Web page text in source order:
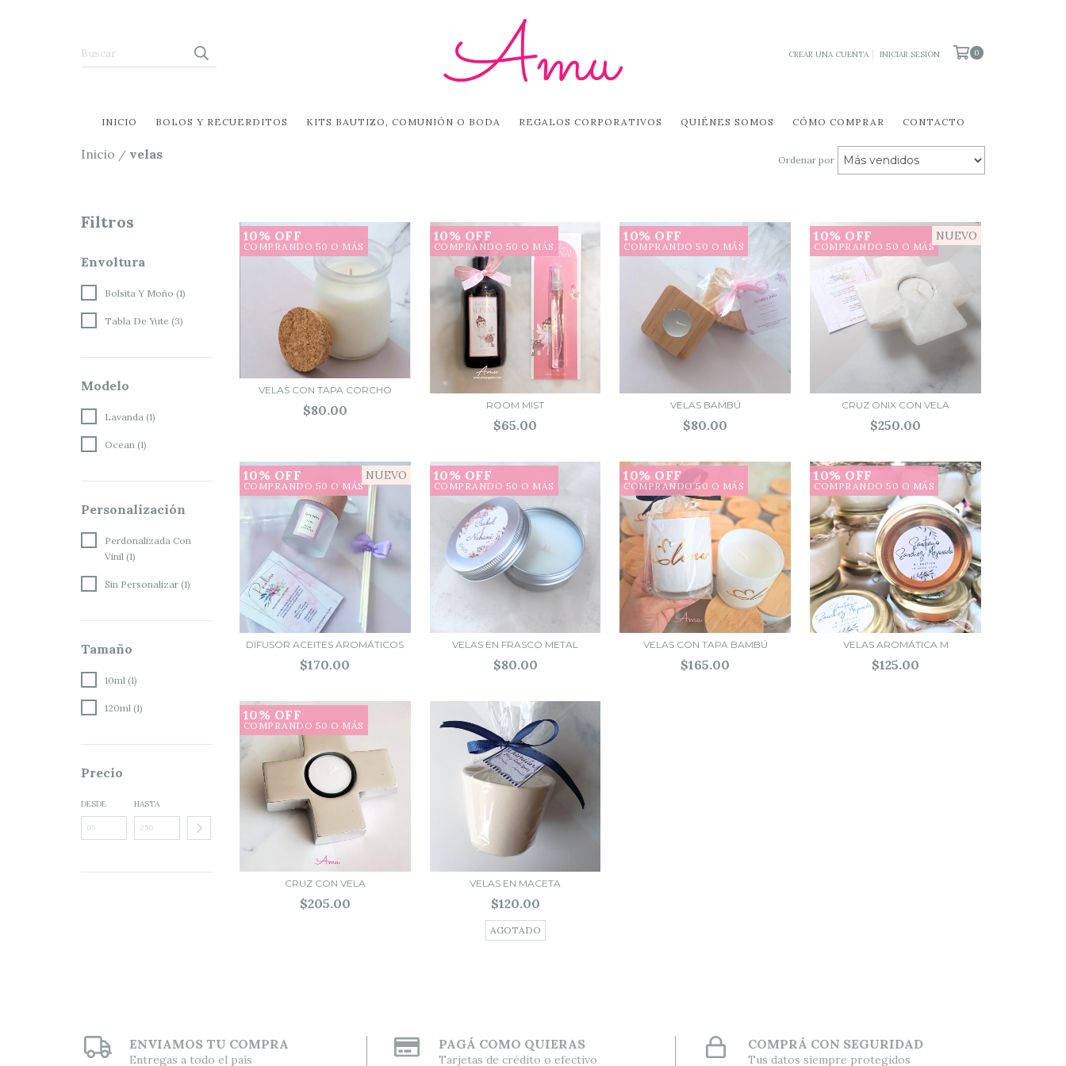
CREAR UNA CUENTA INICIAR SESIÓN 0
INICIO BOLOS Y RECUERDITOS KITS BAUTIZO, COMUNIÓN O BODA REGALOS CORPORATIVOS QUIÉNES SOMOS CÓMO COMPRAR CONTACTO
Inicio / velas Ordenar por
Filtros
Envoltura
Bolsita Y Moño (1)
Tabla De Yute (3)
Modelo
Lavanda (1)
Ocean (1)
Personalización
Perdonalizada Con
Vinil (1)
Sin Personalizar (1)
Tamaño
10ml (1)
120ml (1)
Precio
DESDE HASTA
10% OFF
COMPRANDO 50 O MÁS
VELAS CON TAPA CORCHO
$80.00
10% OFF
COMPRANDO 50 O MÁS
ROOM MIST
$65.00
10% OFF
COMPRANDO 50 O MÁS
VELAS BAMBÚ
$80.00
10% OFF
COMPRANDO 50 O MÁS
NUEVO
CRUZ ONIX CON VELA
$250.00
10% OFF
COMPRANDO 50 O MÁS
NUEVO
DIFUSOR ACEITES AROMÁTICOS
$170.00
10% OFF
COMPRANDO 50 O MÁS
VELAS EN FRASCO METAL
$80.00
10% OFF
COMPRANDO 50 O MÁS
VELAS CON TAPA BAMBÚ
$165.00
10% OFF
COMPRANDO 50 O MÁS
VELAS AROMÁTICA M
$125.00
10% OFF
COMPRANDO 50 O MÁS
CRUZ CON VELA
$205.00
VELAS EN MACETA
$120.00
AGOTADO
ENVIAMOS TU COMPRA
Entregas a todo el país
PAGÁ COMO QUIERAS
Tarjetas de crédito o efectivo
COMPRÁ CON SEGURIDAD
Tus datos siempre protegidos